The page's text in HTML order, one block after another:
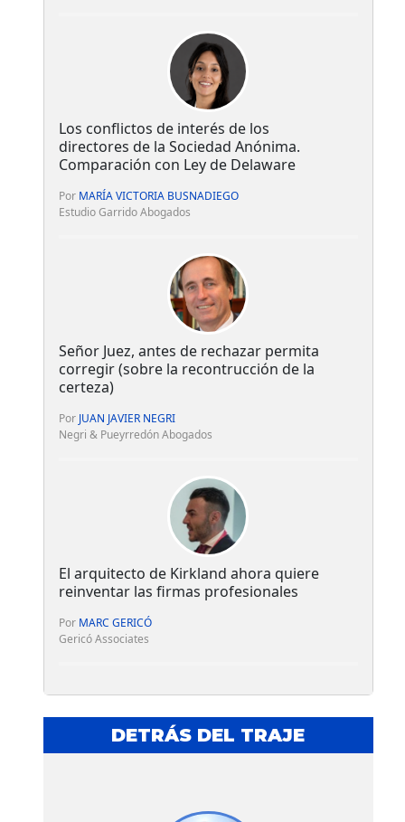
Los conflictos de interés de los
directores de la Sociedad Anónima.
Comparación con Ley de Delaware
Por MARÍA VICTORIA BUSNADIEGO
Estudio Garrido Abogados
Señor Juez, antes de rechazar permita
corregir (sobre la recontrucción de la
certeza)
Por JUAN JAVIER NEGRI
Negri & Pueyrredón Abogados
El arquitecto de Kirkland ahora quiere
reinventar las firmas profesionales
Por MARC GERICÓ
Gericó Associates
DETRÁS DEL TRAJE